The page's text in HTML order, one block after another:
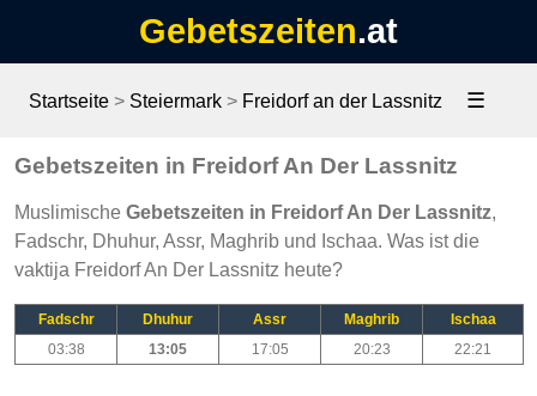
Gebetszeiten.at
Startseite> Steiermark> Freidorf an der Lassnitz ☰
Gebetszeiten in Freidorf An Der Lassnitz
Muslimische Gebetszeiten in Freidorf An Der Lassnitz,
Fadschr, Dhuhur, Assr, Maghrib und Ischaa. Was ist die
vaktija Freidorf An Der Lassnitz heute?
Fadschr Dhuhur Assr Maghrib
Ischaa
03:38
13:05 17:05 20:23 22:21